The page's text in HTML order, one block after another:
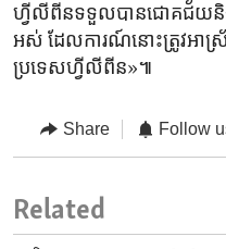
ហ្វីលីពីន​ទទួល​បាន​ជោគជ័យ​និងប្
អស់ ដែល​ការណ៍នោះ​ត្រូវ​អាស្
ប្រទេស​ហ្វីលីពីន»៕
Share Follow
Related